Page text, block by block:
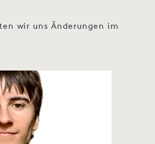
wir uns Änderungen im